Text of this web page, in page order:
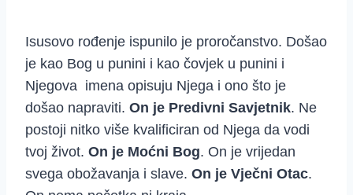
Isusovo rođenje ispunilo je proročanstvo. Došao
je kao Bog u punini i kao čovjek u punini i
Njegova imena opisuju Njega i ono što je
došao napraviti. On je Predivni Savjetnik. Ne
postoji nitko više kvalificiran od Njega da vodi
tvoj život. On je Moćni Bog. On je vrijedan
svega obožavanja i slave. On je Vječni Otac.